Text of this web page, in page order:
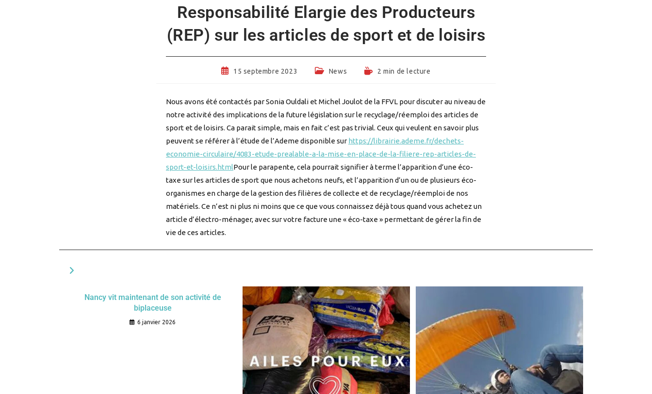
Responsabilité Elargie des Producteurs
(REP) sur les articles de sport et de loisirs
Publication
15 septembre 2023
PostNews
Temps2 min de lecture
Nous avons été contactés par Sonia Ouldali et Michel Joulot de la FFVL pour discuter au niveau de
notre activité des implications de la future législation sur le recyclage/réemploi des articles de
sport et de loisirs. Ca parait simple, mais en fait c’est pas trivial. Ceux qui veulent en savoir plus
peuvent se référer à l’étude de l’Ademe disponible sur https://librairie.ademe.fr/dechets-
economie-circulaire/4083-etude-prealable-a-la-mise-en-place-de-la-filiere-rep-articles-de-
sport-et-loisirs.htmlPour le parapente, cela pourrait signifier à terme l’apparition d’une éco-
taxe sur les articles de sport que nous achetons neufs, et l’apparition d’un ou de plusieurs éco-
organismes en charge de la gestion des filières de collecte et de recyclage/réemploi de nos
matériels. Ce n’est ni plus ni moins que ce que vous connaissez déjà tous quand vous achetez un
article d’électro-ménager, avec sur votre facture une « éco-taxe » permettant de gérer la fin de
vie de ces articles.
Nancy vit maintenant de son activité de
biplaceuse
6 janvier 2026